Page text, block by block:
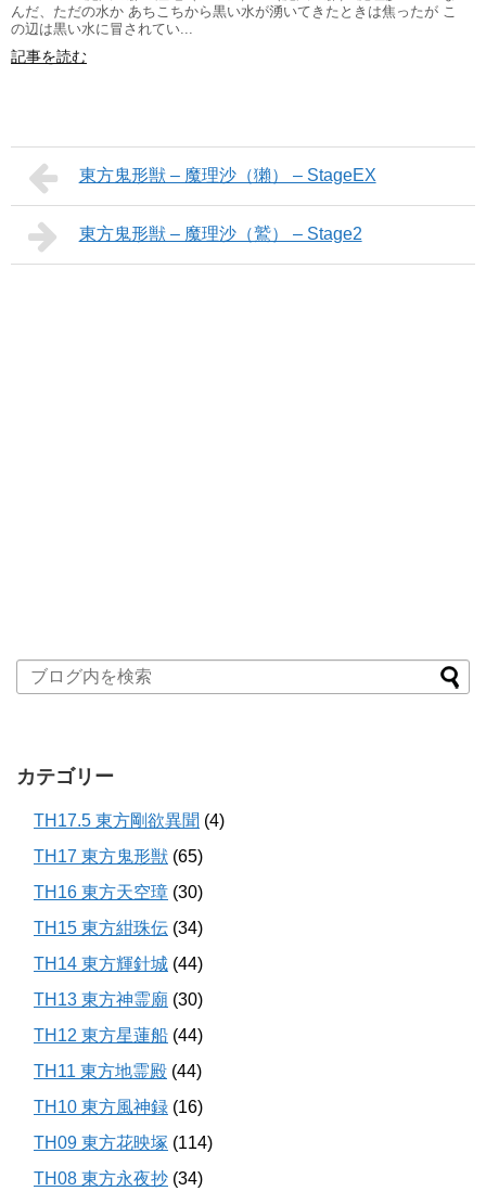
んだ、ただの水か あちこちから黒い水が湧いてきたときは焦ったが こ
の辺は黒い水に冒されてい...
記事を読む
東方鬼形獣 – 魔理沙（獺） – StageEX
東方鬼形獣 – 魔理沙（鷲） – Stage2
カテゴリー
TH17.5 東方剛欲異聞 (4)
TH17 東方鬼形獣 (65)
TH16 東方天空璋 (30)
TH15 東方紺珠伝 (34)
TH14 東方輝針城 (44)
TH13 東方神霊廟 (30)
TH12 東方星蓮船 (44)
TH11 東方地霊殿 (44)
TH10 東方風神録 (16)
TH09 東方花映塚 (114)
TH08 東方永夜抄 (34)